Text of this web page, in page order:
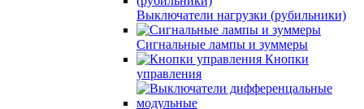
Выключатели нагрузки (рубильники)
Сигнальные лампы и зуммеры
Кнопки
управления